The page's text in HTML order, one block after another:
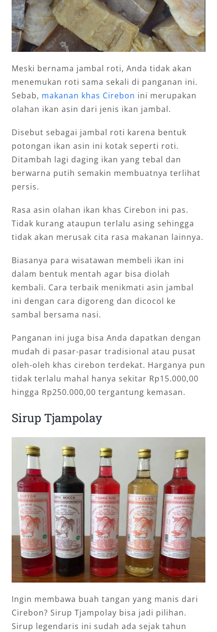
Meski bernama jambal roti, Anda tidak akan
menemukan roti sama sekali di panganan ini.
Sebab, makanan khas Cirebon ini merupakan
olahan ikan asin dari jenis ikan jambal.
Disebut sebagai jambal roti karena bentuk
potongan ikan asin ini kotak seperti roti.
Ditambah lagi daging ikan yang tebal dan
berwarna putih semakin membuatnya terlihat
persis.
Rasa asin olahan ikan khas Cirebon ini pas.
Tidak kurang ataupun terlalu asing sehingga
tidak akan merusak cita rasa makanan lainnya.
Biasanya para wisatawan membeli ikan ini
dalam bentuk mentah agar bisa diolah
kembali. Cara terbaik menikmati asin jambal
ini dengan cara digoreng dan dicocol ke
sambal bersama nasi.
Panganan ini juga bisa Anda dapatkan dengan
mudah di pasar-pasar tradisional atau pusat
oleh-oleh khas cirebon terdekat. Harganya pun
tidak terlalu mahal hanya sekitar Rp15.000,00
hingga Rp250.000,00 tergantung kemasan.
Sirup Tjampolay
Ingin membawa buah tangan yang manis dari
Cirebon? Sirup Tjampolay bisa jadi pilihan.
Sirup legendaris ini sudah ada sejak tahun